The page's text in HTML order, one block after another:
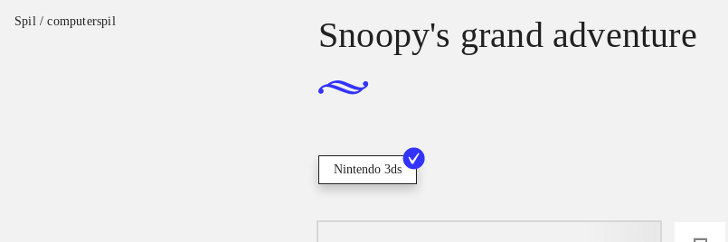
Spil / computerspil Snoopy's grand adventure
Nintendo 3ds